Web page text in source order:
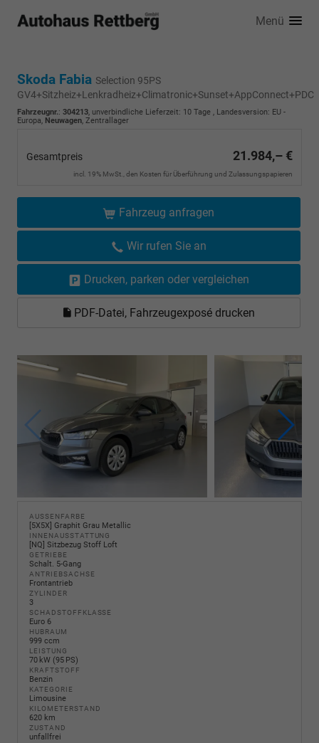
Menü
Skoda Fabia Selection 95PS
GV4+Sitzheiz+Lenkradheiz+Climatronic+Sunset+AppConnect+PDC
Fahrzeugnr.: 304213, unverbindliche Lieferzeit: 10 Tage , Landesversion: EU -
Europa, Neuwagen, Zentrallager
Gesamtpreis 21.984,– €
incl. 19% MwSt., den Kosten für Überführung und Zulassungspapieren
Fahrzeug anfragen
Wir rufen Sie an
Drucken, parken oder vergleichen
PDF-Datei, Fahrzeugexposé drucken
AUSSENFARBE
[5X5X] Graphit Grau Metallic
INNENAUSSTATTUNG
[NQ] Sitzbezug Stoff Loft
GETRIEBE
Schalt. 5-Gang
ANTRIEBSACHSE
Frontantrieb
ZYLINDER
3
SCHADSTOFFKLASSE
Euro 6
HUBRAUM
999 ccm
LEISTUNG
70 kW (95 PS)
KRAFTSTOFF
Benzin
KATEGORIE
Limousine
KILOMETERSTAND
620 km
ZUSTAND
unfallfrei